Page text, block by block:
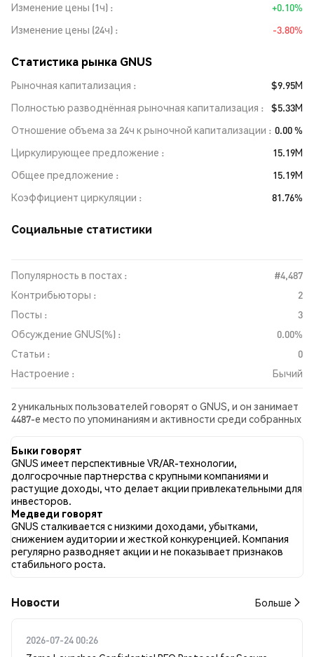
Изменение цены (1ч)
+0.10%
Изменение цены (24ч)
-3.80%
Статистика рынка GNUS
Рыночная капитализация
$9.95M
Полностью разводнённая рыночная капитализация
$5.33M
Отношение объема за 24ч к рыночной капитализации
0.00 %
Циркулирующее предложение
15.19M
Общее предложение
15.19M
Коэффициент циркуляции
81.76%
Социальные статистики
Популярность в постах :
#4,487
Контрибьюторы :
2
Посты :
3
Обсуждение GNUS(%) :
0.00%
Статьи :
0
Настроение :
Бычий
2 уникальных пользователей говорят о GNUS, и он занимает
4487-е место по упоминаниям и активности среди собранных
GNUS во всех социальных сетях было Бычий. Всего было
опубликовано 0 новостных статей о GNUS. В Twitter 100.00%
твитов имели бычий настрой по сравнению с 0.00% твитов с
медвежьим настроем по GNUS. 0.00% твитов были
нейтральными по отношению к GNUS. Эти данные основаны
на 2 твитах.
Быки говорят
GNUS имеет перспективные VR/AR-технологии,
долгосрочные партнерства с крупными компаниями и
растущие доходы, что делает акции привлекательными для
инвесторов.
Медведи говорят
GNUS сталкивается с низкими доходами, убытками,
снижением аудитории и жесткой конкуренцией. Компания
регулярно разводняет акции и не показывает признаков
стабильного роста.
Новости Больше
2026-07-24 00:26